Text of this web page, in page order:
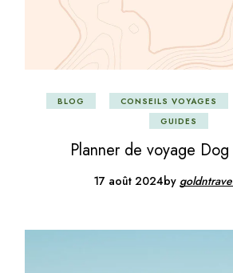
BLOG CONSEILS VOYAGES
GUIDES
Planner de voyage
17 août 2024by